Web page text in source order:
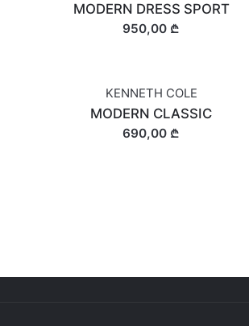
MODERN DRESS SPORT
950,00 ₾
KENNETH COLE
MODERN CLASSIC
690,00 ₾